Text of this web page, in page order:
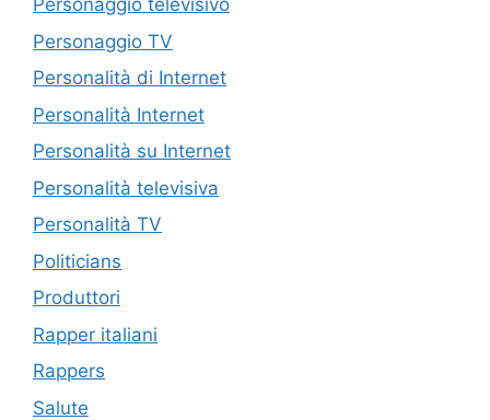
Personaggio televisivo
Personaggio TV
Personalità di Internet
Personalità Internet
Personalità su Internet
Personalità televisiva
Personalità TV
Politicians
Produttori
Rapper italiani
Rappers
Salute